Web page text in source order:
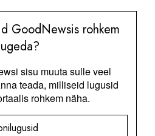
GoodNewsis rohkem
sisu muuta sulle veel
teada, milliseid lugusid
rohkem näha.